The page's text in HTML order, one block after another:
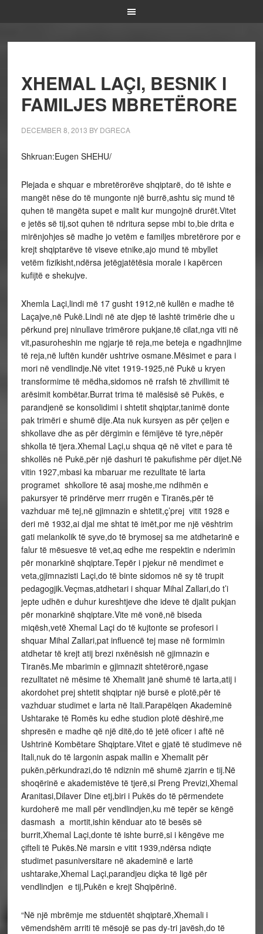
XHEMAL LAÇI, BESNIK I
FAMILJES MBRETËRORE
DECEMBER 8, 2013 BY DGRECA
Shkruan:Eugen SHEHU/
Plejada e shquar e mbretërorëve shqiptarë, do të ishte e
mangët nëse do të mungonte një burrë,ashtu siç mund të
quhen të mangëta supet e malit kur mungojnë drurët.Vitet
e jetës së tij,sot quhen të ndritura sepse mbi to,bie drita e
mirënjohjes së madhe jo vetëm e familjes mbretërore por e
krejt shqiptarëve të viseve etnike,ajo mund të mbyllet
vetëm fizikisht,ndërsa jetëgjatëtësia morale i kapërcen
kufijtë e shekujve.
Xhemla Laçi,lindi më 17 gusht 1912,në kullën e madhe të
Laçajve,në Pukë.Lindi në ate djep të lashtë trimërie dhe u
përkund prej ninullave trimërore pukjane,të cilat,nga viti në
vit,pasuroheshin me ngjarje të reja,me beteja e ngadhnjime
të reja,në luftën kundër ushtrive osmane.Mësimet e para i
mori në vendlindje.Në vitet 1919-1925,në Pukë u kryen
transformime të mëdha,sidomos në rrafsh të zhvillimit të
arësimit kombëtar.Burrat trima të malësisë së Pukës, e
parandjenë se konsolidimi i shtetit shqiptar,tanimë donte
pak trimëri e shumë dije.Ata nuk kursyen as për çeljen e
shkollave dhe as për dërgimin e fëmijëve të tyre,nëpër
shkolla të tjera.Xhemal Laçi,u shqua që në vitet e para të
shkollës në Pukë,për një dashuri të pakufishme për dijet.Në
vitin 1927,mbasi ka mbaruar me rezulltate të larta
programet shkollore të asaj moshe,me ndihmën e
pakursyer të prindërve merr rrugën e Tiranës,për të
vazhduar më tej,në gjimnazin e shtetit,ç’prej vitit 1928 e
deri më 1932,ai djal me shtat të imët,por me një vështrim
gati melankolik të syve,do të brymosej sa me atdhetarinë e
falur të mësuesve të vet,aq edhe me respektin e nderimin
për monarkinë shqiptare.Tepër i pjekur në mendimet e
veta,gjimnazisti Laçi,do të binte sidomos në sy të trupit
pedagogjik.Veçmas,atdhetari i shquar Mihal Zallari,do t’i
jepte udhën e duhur kureshtjeve dhe ideve të djalit pukjan
për monarkinë shqiptare.Vite më vonë,në biseda
miqësh,vetë Xhemal Laçi do të kujtonte se profesori i
shquar Mihal Zallari,pat influencë tej mase në formimin
atdhetar të krejt atij brezi nxënësish në gjimnazin e
Tiranës.Me mbarimin e gjimnazit shtetërorë,ngase
rezulltatet në mësime të Xhemalit janë shumë të larta,atij i
akordohet prej shtetit shqiptar një bursë e plotë,për të
vazhduar studimet e larta në Itali.Parapëlqen Akademinë
Ushtarake të Romës ku edhe studion plotë dëshirë,me
shpresën e madhe që një ditë,do të jetë oficer i aftë në
Ushtrinë Kombëtare Shqiptare.Vitet e gjatë të studimeve në
Itali,nuk do të largonin aspak mallin e Xhemalit për
pukën,përkundrazi,do të ndiznin më shumë zjarrin e tij.Në
shoqërinë e akademistëve të tjerë,si Preng Previzi,Xhemal
Aranitasi,Dilaver Dine etj,biri i Pukës do të përmendete
kurdoherë me mall për vendlindjen,ku më tepër se këngë
dasmash a mortit,ishin kënduar ato të besës së
burrit,Xhemal Laçi,donte të ishte burrë,si i këngëve me
çifteli të Pukës.Në marsin e vitit 1939,ndërsa ndiqte
studimet pasuniversitare në akademinë e lartë
ushtarake,Xhemal Laçi,parandjeu diçka të ligë për
vendlindjen e tij,Pukën e krejt Shqipërinë.
“Në një mbrëmje me stduentët shqiptarë,Xhemali i
vëmendshëm arriti të mësojë se pas dy-tri javësh,do të